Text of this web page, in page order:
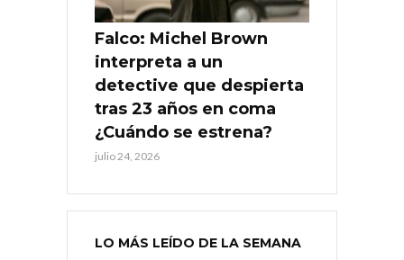
Falco: Michel Brown
interpreta a un
detective que despierta
tras 23 años en coma
¿Cuándo se estrena?
julio 24, 2026
LO MÁS LEÍDO DE LA SEMANA